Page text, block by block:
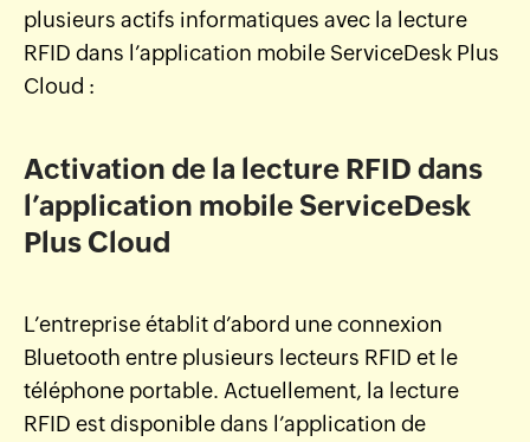
plusieurs actifs informatiques avec la lecture
RFID dans l’application mobile ServiceDesk Plus
Cloud :
Activation de la lecture RFID dans
l’application mobile ServiceDesk
Plus Cloud
L’entreprise établit d’abord une connexion
Bluetooth entre plusieurs lecteurs RFID et le
téléphone portable. Actuellement, la lecture
RFID est disponible dans l’application de